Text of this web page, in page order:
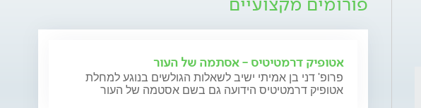
אטופיק דרמטיטיס - אסתמה של העור
פרופ' דני בן אמיתי ישיב לשאלות הגולשים בנוגע למחלת
אטופיק דרמטיטיס הידועה גם בשם אסטמה של העור